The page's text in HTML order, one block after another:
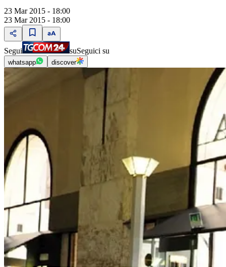
23 Mar 2015 - 18:00
23 Mar 2015 - 18:00
Segui suSeguici su
whatsapp discover